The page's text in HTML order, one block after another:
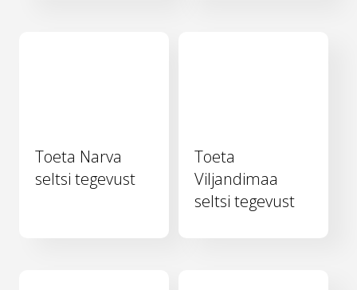
Toeta Narva
seltsi tegevust
Toeta
Viljandimaa
seltsi tegevust